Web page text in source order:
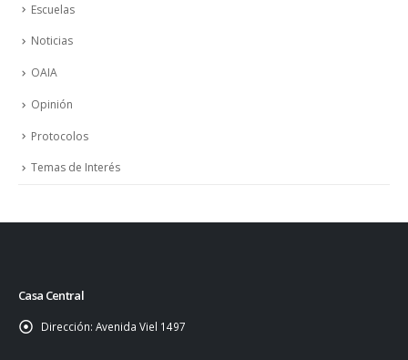
Escuelas
Noticias
OAIA
Opinión
Protocolos
Temas de Interés
Casa Central
Dirección: Avenida Viel 1497